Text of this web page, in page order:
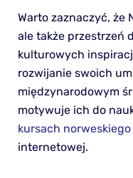
Warto zaznaczyć, że
ale także przestrzeń
kulturowych
rozwijanie swoich
międzynarodowym
motywuje ich do
kursach norweskiego
internetowej.